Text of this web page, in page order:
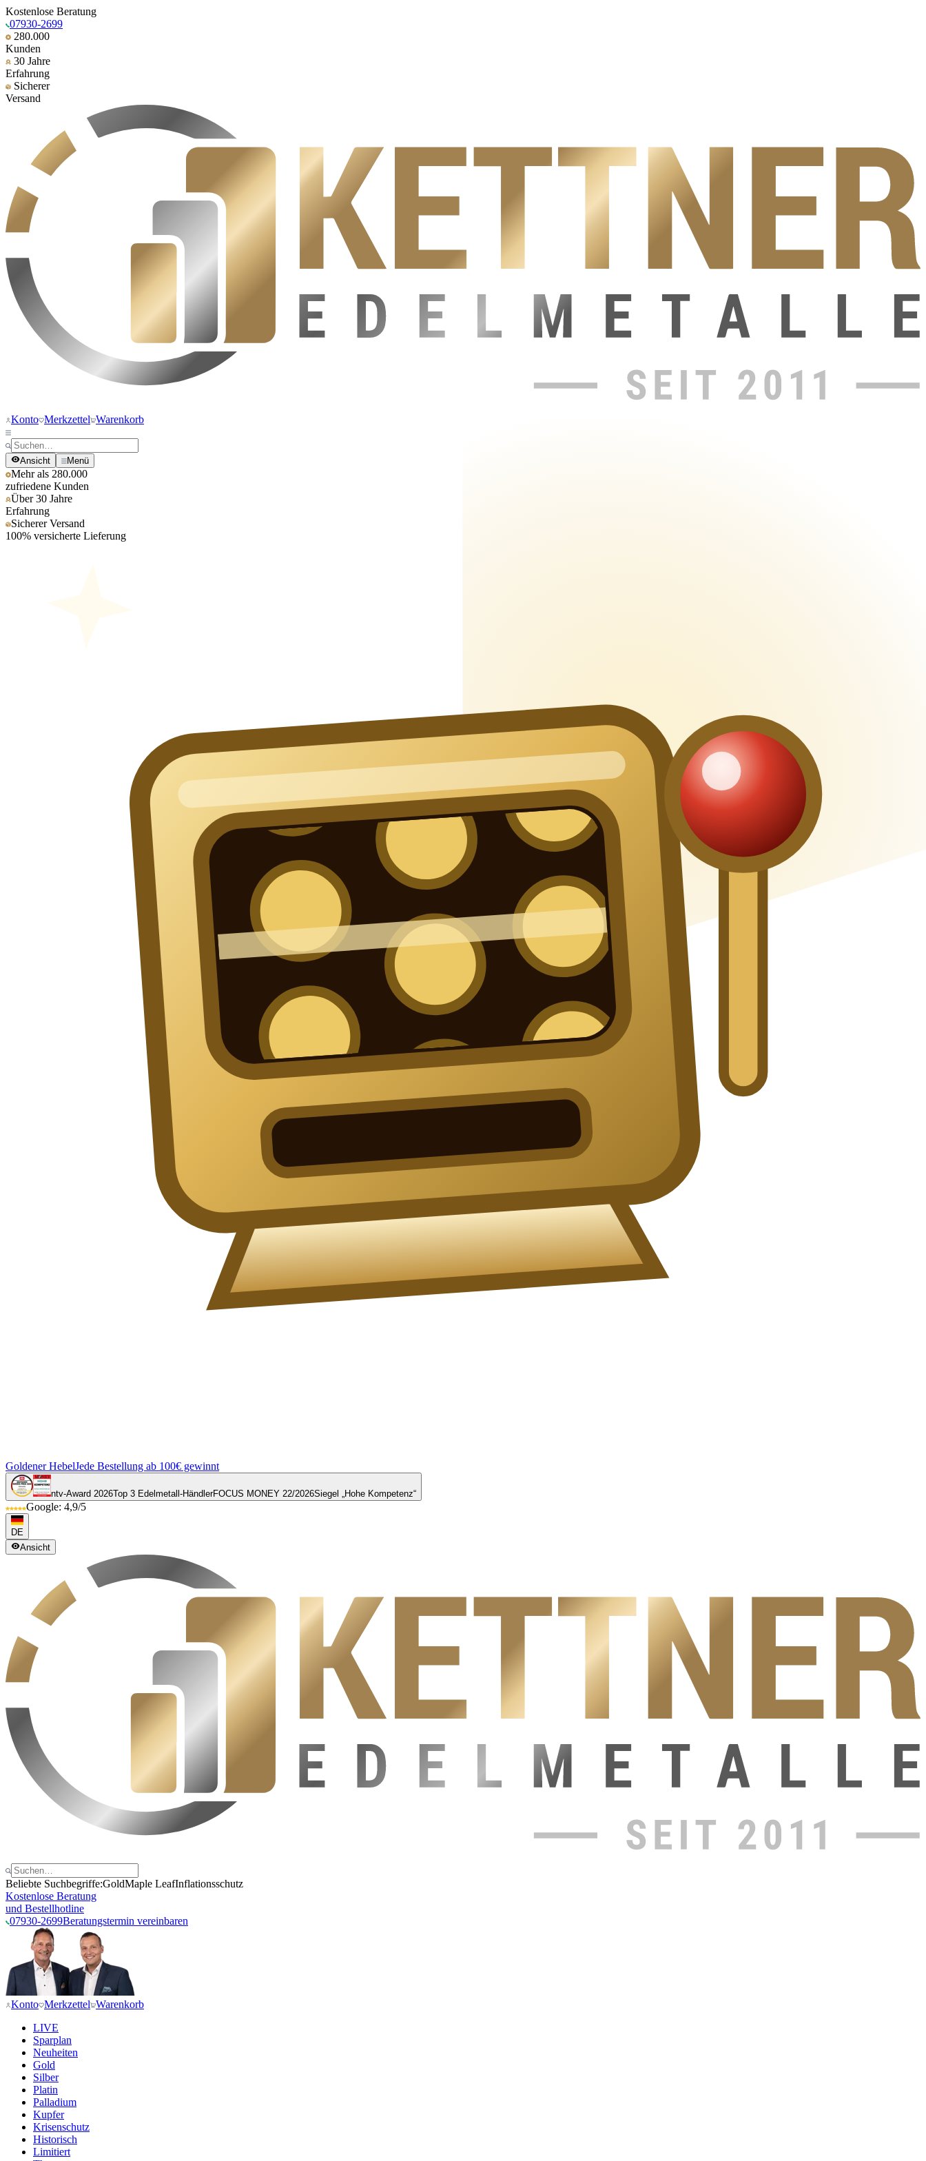
Kostenlose Beratung
07930-2699
280.000
Kunden
30 Jahre
Erfahrung
Sicherer
Versand
Konto Merkzettel Warenkorb
Ansicht Menü
Mehr als 280.000
zufriedene Kunden
Über 30 Jahre
Erfahrung
Sicherer Versand
100% versicherte Lieferung
Goldener HebelJede Bestellung ab 100€ gewinnt
ntv-Award 2026Top 3 Edelmetall-HändlerFOCUS MONEY 22/2026Siegel „Hohe Kompetenz“
Google: 4,9/5
DE
Ansicht
Beliebte Suchbegriffe:GoldMaple LeafInflationsschutz
Kostenlose Beratung
und Bestellhotline
07930-2699Beratungstermin vereinbaren
Konto Merkzettel Warenkorb
LIVE
Sparplan
Neuheiten
Gold
Silber
Platin
Palladium
Kupfer
Krisenschutz
Historisch
Limitiert